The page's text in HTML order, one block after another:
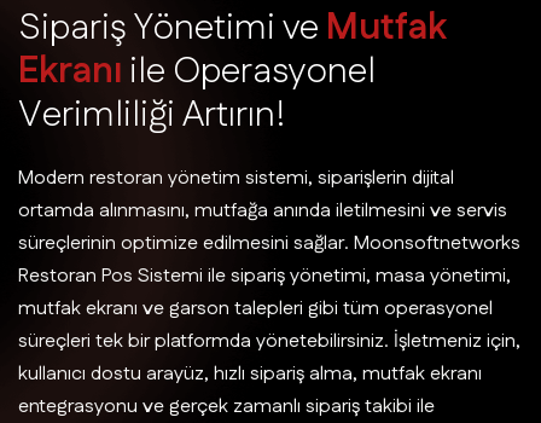
SiparişYönetimive Mutfak
Ekranı ile Operasyonel
VerimliliğiArtırın!
Modern restoran yönetim sistemi, siparişlerin dijital
ortamda alınmasını, mutfağa anında iletilmesini ve servis
süreçlerinin optimize edilmesini sağlar. Moonsoftnetworks
Restoran Pos Sistemi ile sipariş yönetimi, masa yönetimi,
mutfak ekranı ve garson talepleri gibi tüm operasyonel
süreçleri tek bir platformda yönetebilirsiniz. İşletmeniz için,
kullanıcı dostu arayüz, hızlı sipariş alma, mutfak ekranı
entegrasyonu ve gerçek zamanlı sipariş takibi ile